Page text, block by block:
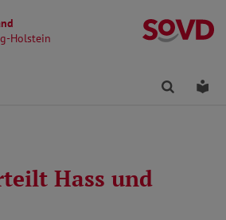
Holstein
springen Finden
Hass und